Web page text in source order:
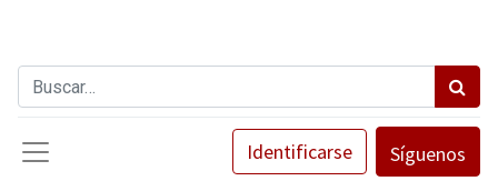
Identificarse Síguenos